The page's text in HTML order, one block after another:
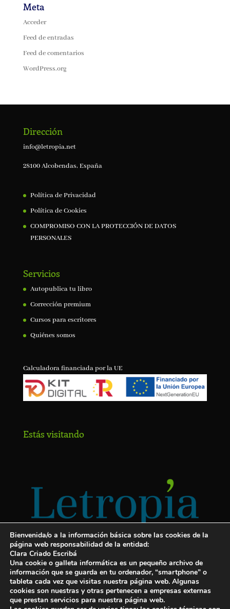
Meta
Acceder
Feed de entradas
Feed de comentarios
WordPress.org
Dirección
info@letropia.net
28100 Alcobendas, España
Política de Privacidad
Política de Cookies
COMPROMISO CON LA PROTECCIÓN DE DATOS
PERSONALES
Servicios
Autopublica tu libro
Corrección premium
Cursos para escritores
Quiénes somos
Calculadora financiada por la UE
Estás visitando
Servicios para escritores
Bienvenida/o a la información básica sobre las cookies de la
página web responsabilidad de la entidad:
Clara Criado Escribá
Una cookie o galleta informática es un pequeño archivo de
información que se guarda en tu ordenador, “smartphone” o
tableta cada vez que visitas nuestra página web. Algunas
cookies son nuestras y otras pertenecen a empresas externas
que prestan servicios para nuestra página web.